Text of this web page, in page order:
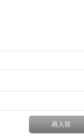
再入荷